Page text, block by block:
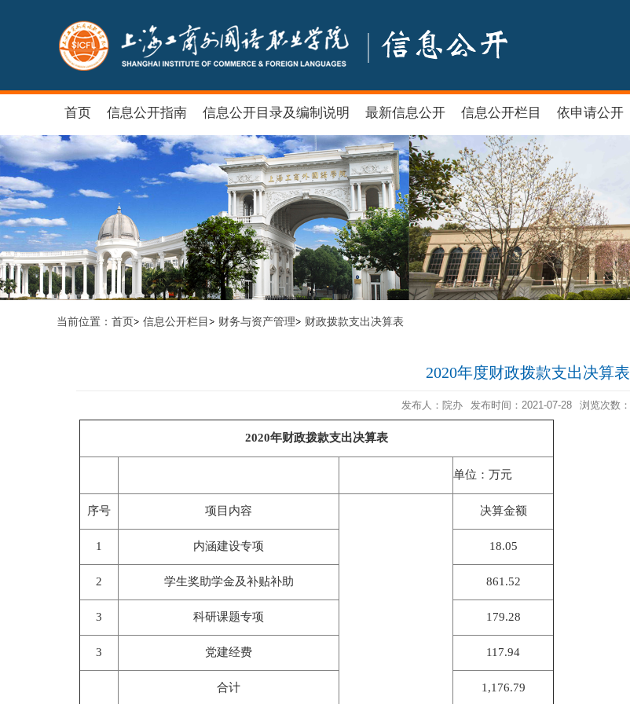
首页 信息公开指南 信息公开目录及编制说明 最新信息公开 信息公开栏目 依申请公开
当前位置： 首页 信息公开栏目 财务与资产管理 财政拨款支出决算表
2020年度财政拨款支出决算表
发布人：院办 发布时间：2021-07-28 浏览次数：
2020年财政拨款支出决算表
单位：万元
序号 项目内容 决算金额
1 内涵建设专项 18.05
2 学生奖助学金及补贴补助 861.52
3 科研课题专项 179.28
3 党建经费 117.94
合计 1,176.79